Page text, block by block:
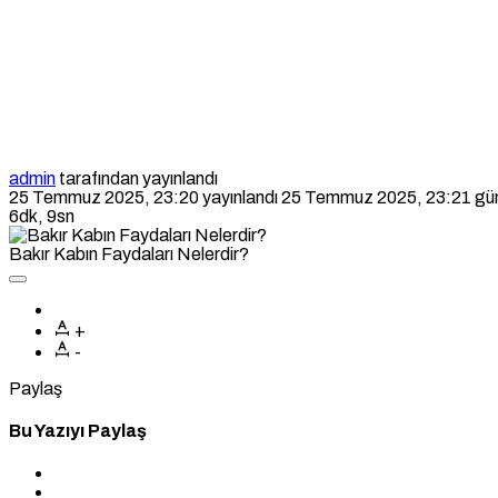
admin tarafından yayınlandı
25 Temmuz 2025, 23:20yayınlandı25 Temmuz 2025, 23:21
6dk, 9sn
Bakır Kabın Faydaları Nelerdir?
+
-
Paylaş
Bu Yazıyı Paylaş